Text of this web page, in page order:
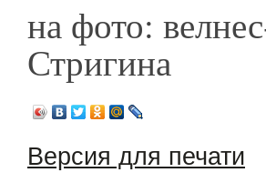
на фото:
Стригина
Версия для печати